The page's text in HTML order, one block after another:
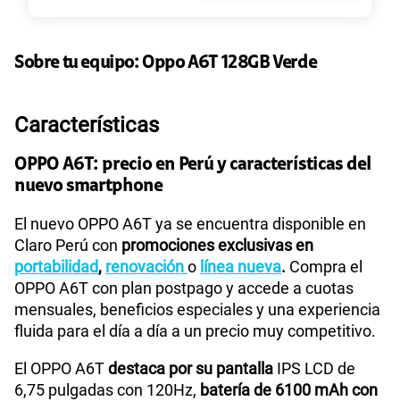
Paga solo 95.90
Paga solo
Paga solo
175GBen alta velocidad
S/ 159.90
Paga solo
185GBen alta velocidad
Sobre tu equipo:OppoA6T 128GB Verde
Características
OPPO A6T: precio en Perú y características del
nuevo smartphone
El nuevo OPPO A6T ya se encuentra disponible en
Claro Perú con promociones exclusivas en
portabilidad, renovacióno línea nueva. Compra el
OPPO A6T con plan postpago y accede a cuotas
mensuales, beneficios especiales y una experiencia
fluida para el día a día a un precio muy competitivo.
El OPPO A6Tdestaca por su pantalla IPS LCD de
6,75 pulgadas con 120Hz, batería de 6100 mAh con